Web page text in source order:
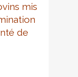
mis
de